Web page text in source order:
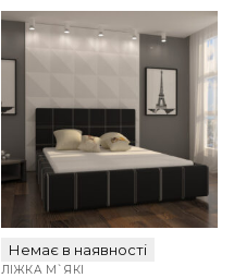
Немає в наявності
ЛІЖКА М`ЯКІ